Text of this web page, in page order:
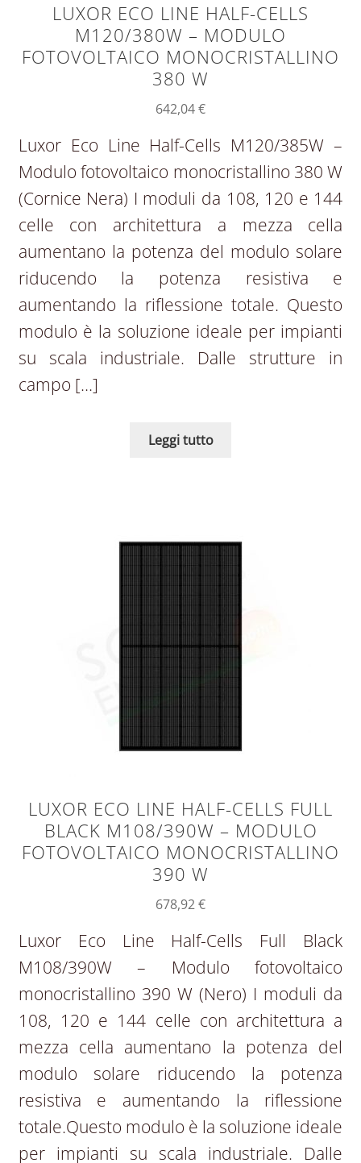
LUXOR ECO LINE HALF-CELLS
M120/380W – MODULO
FOTOVOLTAICO MONOCRISTALLINO
380 W
642,04€
Luxor Eco Line Half-Cells M120/385W –
Modulo fotovoltaico monocristallino 380 W
(Cornice Nera) I moduli da 108, 120 e 144
celle con architettura a mezza cella
aumentano la potenza del modulo solare
riducendo la potenza resistiva e
aumentando la riflessione totale. Questo
modulo è la soluzione ideale per impianti
su scala industriale. Dalle strutture in
campo […]
Leggi tutto
LUXOR ECO LINE HALF-CELLS FULL
BLACK M108/390W – MODULO
FOTOVOLTAICO MONOCRISTALLINO
390 W
678,92€
Luxor Eco Line Half-Cells Full Black
M108/390W – Modulo fotovoltaico
monocristallino 390 W (Nero) I moduli da
108, 120 e 144 celle con architettura a
mezza cella aumentano la potenza del
modulo solare riducendo la potenza
resistiva e aumentando la riflessione
totale.Questo modulo è la soluzione ideale
per impianti su scala industriale. Dalle